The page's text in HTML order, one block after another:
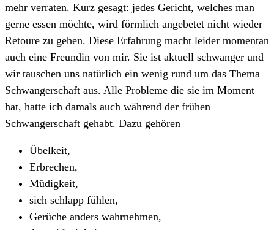
mehr verraten. Kurz gesagt: jedes Gericht, welches man
gerne essen möchte, wird förmlich angebetet nicht wieder
Retoure zu gehen. Diese Erfahrung macht leider momentan
auch eine Freundin von mir. Sie ist aktuell schwanger und
wir tauschen uns natürlich ein wenig rund um das Thema
Schwangerschaft aus. Alle Probleme die sie im Moment
hat, hatte ich damals auch während der frühen
Schwangerschaft gehabt. Dazu gehören
Übelkeit,
Erbrechen,
Müdigkeit,
sich schlapp fühlen,
Gerüche anders wahrnehmen,